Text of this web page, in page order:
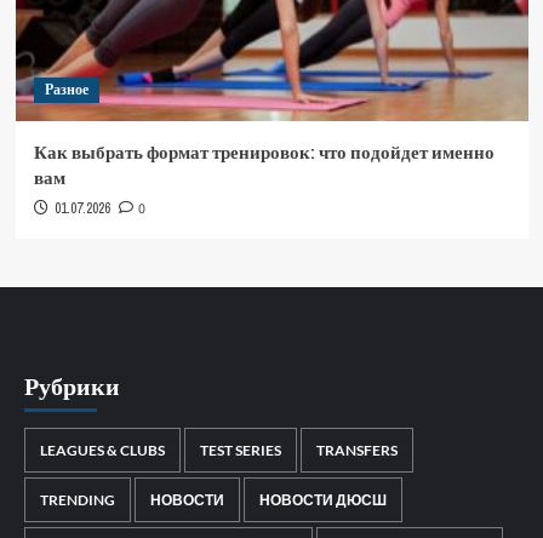
Разное
Как выбрать формат тренировок: что подойдет именно
вам
01.07.2026 0
Рубрики
LEAGUES & CLUBS TEST SERIES TRANSFERS
TRENDING НОВОСТИ НОВОСТИ ДЮСШ